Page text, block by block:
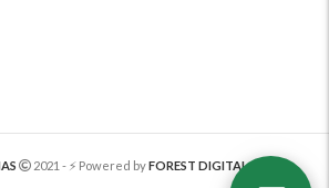
2021 - ⚡️ Powered byFOREST DIGITAL